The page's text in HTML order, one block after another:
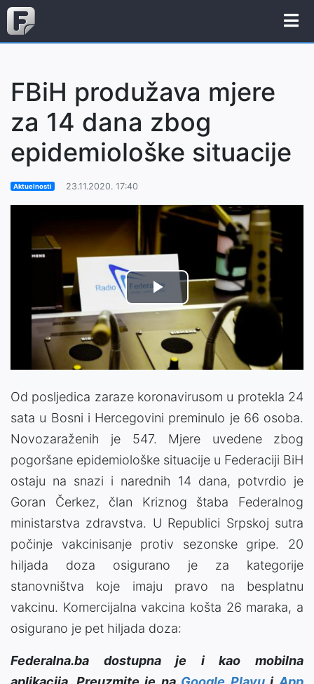
FBiH produžava mjere
za 14 dana zbog
epidemiološke situacije
Aktuelnosti 23.11.2020. 17:40
Play
Video
Od posljedica zaraze koronavirusom u protekla 24
sata u Bosni i Hercegovini preminulo je 66 osoba.
Novozaraženih je 547. Mjere uvedene zbog
pogoršane epidemiološke situacije u Federaciji BiH
ostaju na snazi i narednih 14 dana, potvrdio je
Goran Čerkez, član Kriznog štaba Federalnog
ministarstva zdravstva. U Republici Srpskoj sutra
počinje vakcinisanje protiv sezonske gripe. 20
hiljada doza osigurano je za kategorije
stanovništva koje imaju pravo na besplatnu
vakcinu. Komercijalna vakcina košta 26 maraka, a
osigurano je pet hiljada doza:
Federalna.ba dostupna je i kao mobilna